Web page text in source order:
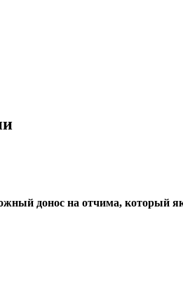
донос на отчима, который